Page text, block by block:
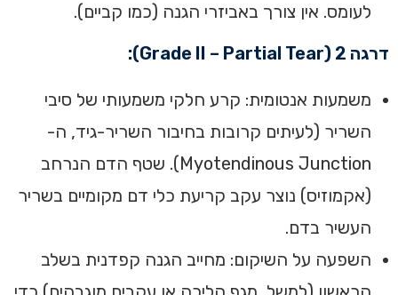
לעומס. אין צורך באביזרי הגנה (כמו קביים).
דרגה 2 (Grade II – Partial Tear):
משמעות אנטומית: קרע חלקי משמעותי של סיבי
השריר (לעיתים קרובות בחיבור השריר-גיד, ה-
Myotendinous Junction). שטף הדם הנרחב
(אקמוזיס) נוצר עקב קריעת כלי דם מקומיים בשריר
העשיר בדם.
השפעה על השיקום: מחייב הגנה קפדנית בשלב